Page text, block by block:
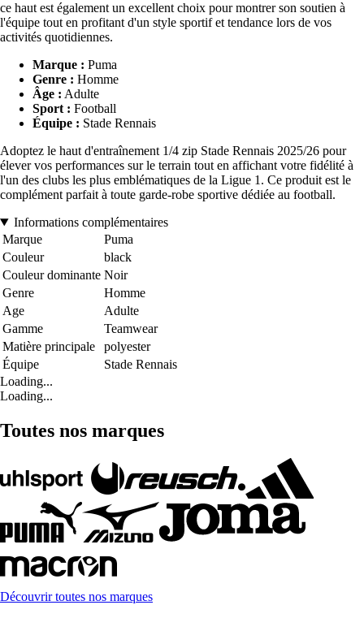
ce haut est également un excellent choix pour montrer son soutien à
l'équipe tout en profitant d'un style sportif et tendance lors de vos
activités quotidiennes.
Marque : Puma
Genre : Homme
Âge : Adulte
Sport : Football
Équipe : Stade Rennais
Adoptez le haut d'entraînement 1/4 zip Stade Rennais 2025/26 pour
élever vos performances sur le terrain tout en affichant votre fidélité à
l'un des clubs les plus emblématiques de la Ligue 1. Ce produit est le
complément parfait à toute garde-robe sportive dédiée au football.
Informations complémentaires
Marque
Puma
Couleur
black
Couleur dominante Noir
Genre
Homme
Age
Adulte
Gamme
Teamwear
Matière principale
polyester
Équipe
Stade Rennais
Loading...
Loading...
Toutes nos marques
Découvrir toutes nos marques